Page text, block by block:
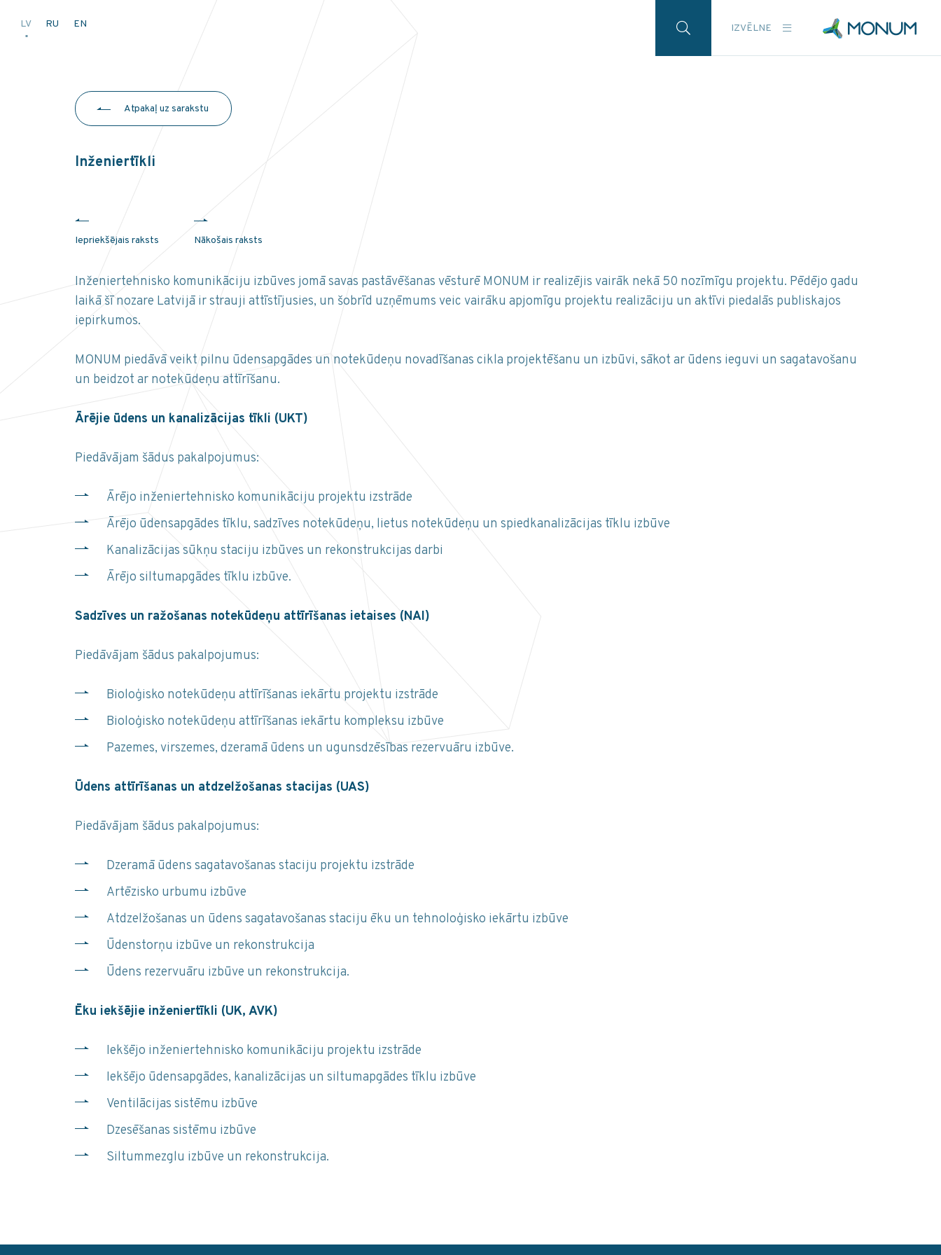
LV RU EN IZVĒLNE
Atpakaļ uz sarakstu
Inženiertīkli
Iepriekšējais raksts Nākošais raksts
Inženiertehnisko komunikāciju izbūves jomā savas pastāvēšanas vēsturē MONUM ir realizējis vairāk nekā 50 nozīmīgu projektu. Pēdējo gadu
laikā šī nozare Latvijā ir strauji attīstījusies, un šobrīd uzņēmums veic vairāku apjomīgu projektu realizāciju un aktīvi piedalās publiskajos
iepirkumos.
MONUM piedāvā veikt pilnu ūdensapgādes un notekūdeņu novadīšanas cikla projektēšanu un izbūvi, sākot ar ūdens ieguvi un sagatavošanu
un beidzot ar notekūdeņu attīrīšanu.
Ārējie ūdens un kanalizācijas tīkli (UKT)
Piedāvājam šādus pakalpojumus:
Ārējo inženiertehnisko komunikāciju projektu izstrāde
Ārējo ūdensapgādes tīklu, sadzīves notekūdeņu, lietus notekūdeņu un spiedkanalizācijas tīklu izbūve
Kanalizācijas sūkņu staciju izbūves un rekonstrukcijas darbi
Ārējo siltumapgādes tīklu izbūve.
Sadzīves un ražošanas notekūdeņu attīrīšanas ietaises (NAI)
Piedāvājam šādus pakalpojumus:
Bioloģisko notekūdeņu attīrīšanas iekārtu projektu izstrāde
Bioloģisko notekūdeņu attīrīšanas iekārtu kompleksu izbūve
Pazemes, virszemes, dzeramā ūdens un ugunsdzēsības rezervuāru izbūve.
Ūdens attīrīšanas un atdzelžošanas stacijas (UAS)
Piedāvājam šādus pakalpojumus:
Dzeramā ūdens sagatavošanas staciju projektu izstrāde
Artēzisko urbumu izbūve
Atdzelžošanas un ūdens sagatavošanas staciju ēku un tehnoloģisko iekārtu izbūve
Ūdenstorņu izbūve un rekonstrukcija
Ūdens rezervuāru izbūve un rekonstrukcija.
Ēku iekšējie inženiertīkli (UK, AVK)
Iekšējo inženiertehnisko komunikāciju projektu izstrāde
Iekšējo ūdensapgādes, kanalizācijas un siltumapgādes tīklu izbūve
Ventilācijas sistēmu izbūve
Dzesēšanas sistēmu izbūve
Siltummezglu izbūve un rekonstrukcija.